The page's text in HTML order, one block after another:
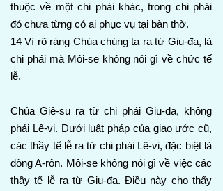
thuộc về một chi phái khác, trong chi phái
đó chưa từng có ai phục vụ tại bàn thờ.
14 Vì rõ ràng Chúa chúng ta ra từ Giu-đa, là
chi phái mà Môi-se không nói gì về chức tế
lễ.
Chúa Giê-su ra từ chi phái Giu-đa, không
phải Lê-vi. Dưới luật pháp của giao ước cũ,
các thầy tế lễ ra từ chi phái Lê-vi, đặc biệt là
dòng A-rôn. Môi-se không nói gì về việc các
thầy tế lễ ra từ Giu-đa. Điều này cho thấy